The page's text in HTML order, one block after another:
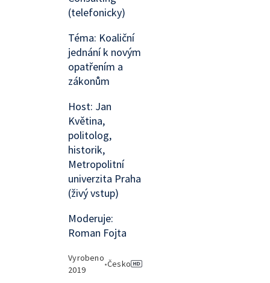
(telefonicky)
Téma: Koaliční
jednání k novým
opatřením a
zákonům
Host: Jan
Květina,
politolog,
historik,
Metropolitní
univerzita Praha
(živý vstup)
Moderuje:
Roman Fojta
Vyrobeno
2019
•Česko